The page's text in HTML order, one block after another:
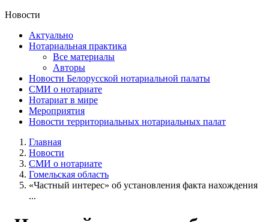
Новости
Актуально
Нотариальная практика
Все материалы
Авторы
Новости Белорусской нотариальной палаты
СМИ о нотариате
Нотариат в мире
Мероприятия
Новости территориальных нотариальных палат
Главная
Новости
СМИ о нотариате
Гомельская область
«Частный интерес» об установления факта нахождения
...